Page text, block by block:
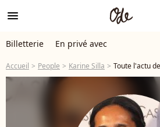
menu
Billetterie En privé avec
Accueil People Karine Silla Toute l'actu